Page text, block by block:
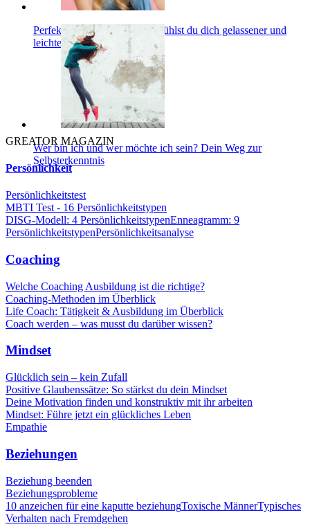
Perfektionismus ablegen: So fühlst du dich gelassener und
leichter
Wer bin ich und wer möchte ich sein? Dein Weg zur
Selbsterkenntnis
GREATOR MAGAZIN
Persönlichkeit
Persönlichkeitstest
MBTI Test - 16 Persönlichkeitstypen
DISG-Modell: 4 PersönlichkeitstypenEnneagramm: 9
PersönlichkeitstypenPersönlichkeitsanalyse
Coaching
Welche Coaching Ausbildung ist die richtige?
Coaching-Methoden im Überblick
Life Coach: Tätigkeit & Ausbildung im Überblick
Coach werden – was musst du darüber wissen?
Mindset
Glücklich sein – kein Zufall
Positive Glaubenssätze: So stärkst du dein Mindset
Deine Motivation finden und konstruktiv mit ihr arbeiten
Mindset: Führe jetzt ein glückliches Leben
Empathie
Beziehungen
Beziehung beenden
Beziehungsprobleme
10 anzeichen für eine kaputte beziehungToxische MännerTypisches
Verhalten nach Fremdgehen